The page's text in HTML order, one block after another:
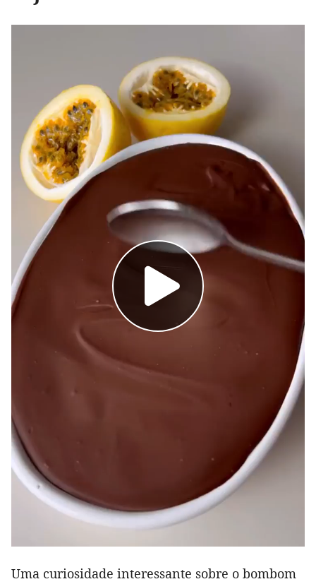
Uma curiosidade interessante sobre o bombom